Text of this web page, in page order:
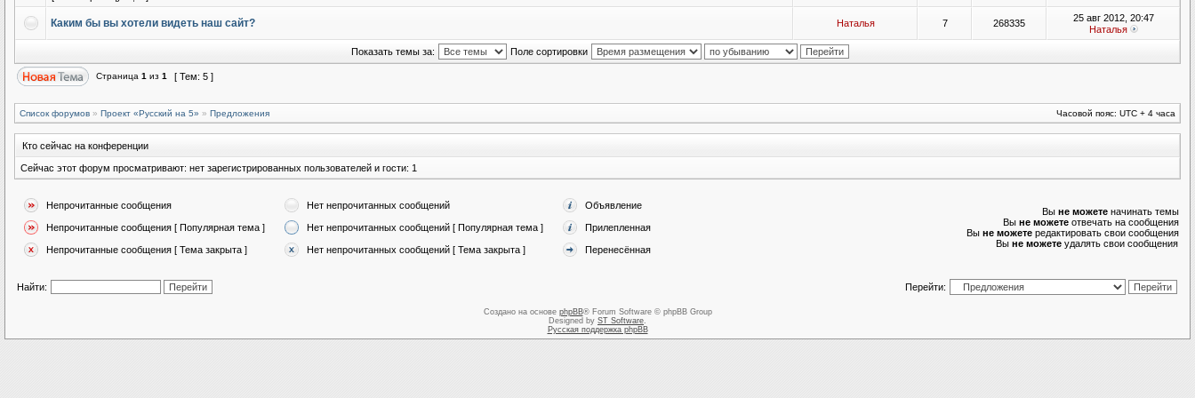
Каким бы вы хотели видеть наш сайт? Наталья 7 268335
25 авг 2012, 20:47
Наталья
Показать темы за: Поле сортировки
Страница 1 из 1 [ Тем: 5 ]
Список форумов » Проект «Русский на 5» » Предложения Часовой пояс: UTC + 4 часа
Кто сейчас на конференции
Сейчас этот форум просматривают: нет зарегистрированных пользователей и гости: 1
Непрочитанные сообщения Нет непрочитанных сообщений Объявление
Непрочитанные сообщения [ Популярная тема ] Нет непрочитанных сообщений [ Популярная тема ] Прилепленная
Непрочитанные сообщения [ Тема закрыта ] Нет непрочитанных сообщений [ Тема закрыта ] Перенесённая
Вы не можете начинать темы
Вы не можете отвечать на сообщения
Вы не можете редактировать свои сообщения
Вы не можете удалять свои сообщения
Найти: Перейти:
Создано на основе phpBB® Forum Software © phpBB Group
Designed by ST Software.
Русская поддержка phpBB